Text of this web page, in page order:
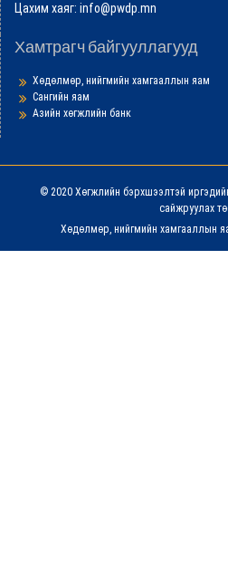
Цахим хаяг: info@pwdp.mn
Хамтрагч байгууллагууд
Хөдөлмөр, нийгмийн хамгааллын яам
Сангийн яам
Азийн хөгжлийн банк
© 2020 Хөгжлийн бэрхшээлтэй
сайжруулах
Хөдөлмөр, нийгмийн хамгааллын